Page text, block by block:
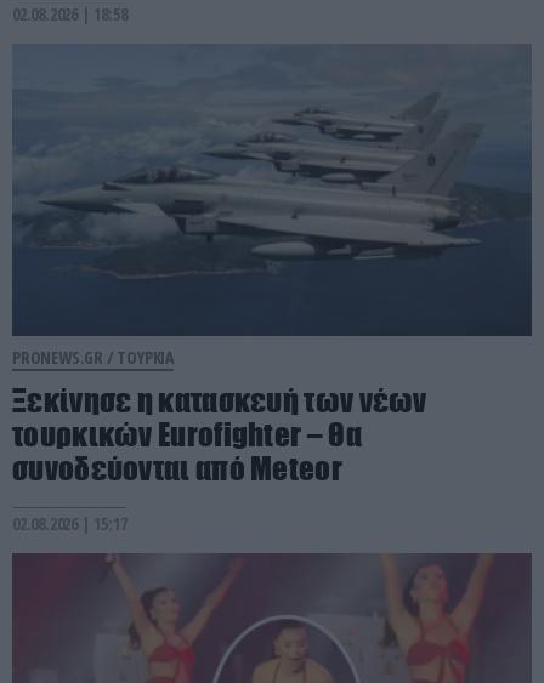
02.08.2026 | 18:58
PRONEWS.GR / ΤΟΥΡΚΙΑ
Ξεκίνησε η κατασκευή των νέων
τουρκικών Eurofighter – Θα
συνοδεύονται από Meteor
02.08.2026 | 15:17